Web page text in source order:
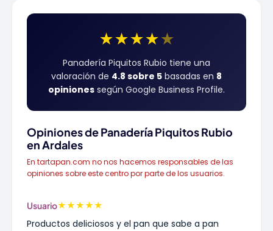
★★★★★
Panadería Piquitos Rubio tiene una
valoración de 4.8 sobre 5 basadas en 8
opiniones según Google Business Profile.
Opiniones de Panadería Piquitos Rubio
en Ardales
En tartapan.com no nos hacemos responsables de las
opiniones sobre este centro por parte de los usuarios.
Usuario★★★★★
Productos deliciosos y el pan que sabe a pan